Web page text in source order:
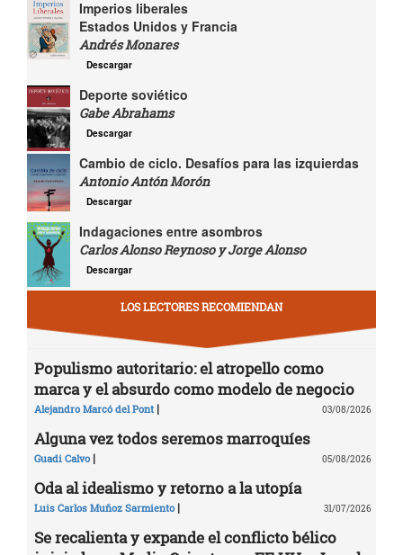
Imperios liberales
Estados Unidos y Francia
Andrés Monares
Descargar
Deporte soviético
Gabe Abrahams
Descargar
Cambio de ciclo. Desafíos para las izquierdas
Antonio Antón Morón
Descargar
Indagaciones entre asombros
Carlos Alonso Reynoso y Jorge Alonso
Descargar
LOS LECTORES RECOMIENDAN
Populismo autoritario: el atropello como
marca y el absurdo como modelo de negocio
Alejandro Marcó del Pont | 03/08/2026
Alguna vez todos seremos marroquíes
Guadi Calvo | 05/08/2026
Oda al idealismo y retorno a la utopía
Luis Carlos Muñoz Sarmiento | 31/07/2026
Se recalienta y expande el conflicto bélico